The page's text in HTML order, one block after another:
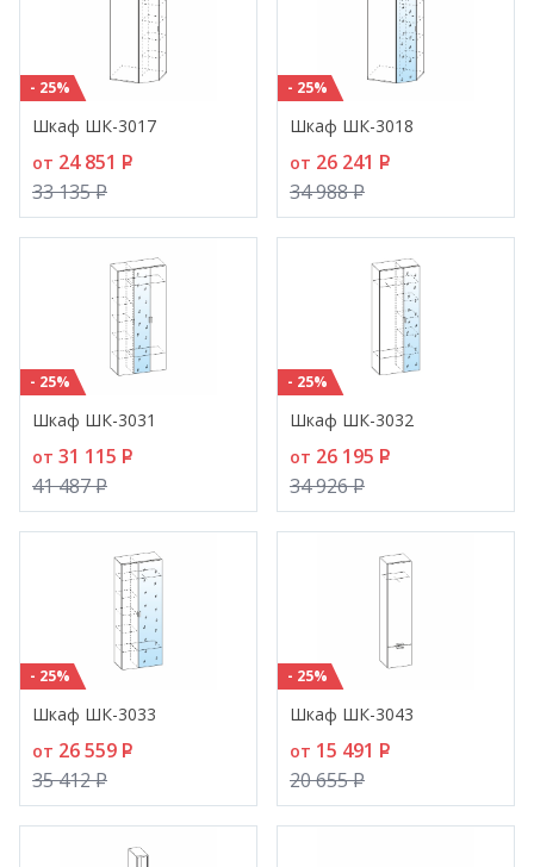
- 25%
Шкаф ШК-3017
от 24 851 P
33 135P
- 25%
Шкаф ШК-3018
от 26 241 P
34 988P
- 25%
Шкаф ШК-3031
от 31 115 P
41 487P
- 25%
Шкаф ШК-3032
от 26 195 P
34 926P
- 25%
Шкаф ШК-3033
от 26 559 P
35 412P
- 25%
Шкаф ШК-3043
от 15 491 P
20 655P